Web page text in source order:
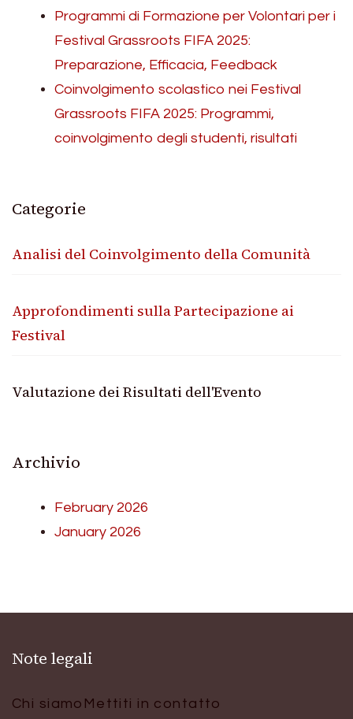
Programmi di Formazione per Volontari per i
Festival Grassroots FIFA 2025:
Preparazione, Efficacia, Feedback
Coinvolgimento scolastico nei Festival
Grassroots FIFA 2025: Programmi,
coinvolgimento degli studenti, risultati
Categorie
Analisi del Coinvolgimento della Comunità
Approfondimenti sulla Partecipazione ai
Festival
Valutazione dei Risultati dell'Evento
Archivio
February 2026
January 2026
Note legali
Chi siamo Mettiti in contatto